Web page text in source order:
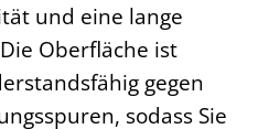
und eine lange
Oberfläche ist
gegen
sodass Sie